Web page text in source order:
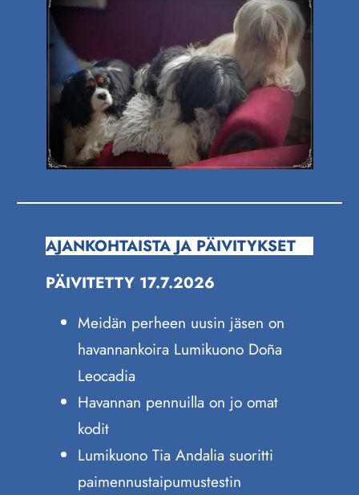
AJANKOHTAISTA JA PÄIVITYKSET
PÄIVITETTY 17.7.2026
Meidän perheen uusin jäsen on
havannankoira Lumikuono Doña
Leocadia
Havannan pennuilla on jo omat
kodit
Lumikuono Tia Andalia suoritti
paimennustaipumustestin